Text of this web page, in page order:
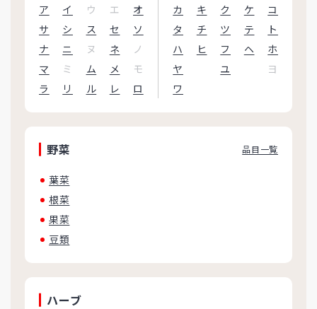
ア イ ウ エ オ カ キ ク ケ
コ
サ
シ ス セ ソ タ チ ツ テ
ト
ナ
ニ ヌ ネ ノ ハ ヒ フ ヘ
ホ
マ
ミ ム メ モ ヤ ユ
ヨ
ラ
リ ル レ ロ ワ
野菜 品目一覧
葉菜
根菜
果菜
豆類
ハーブ